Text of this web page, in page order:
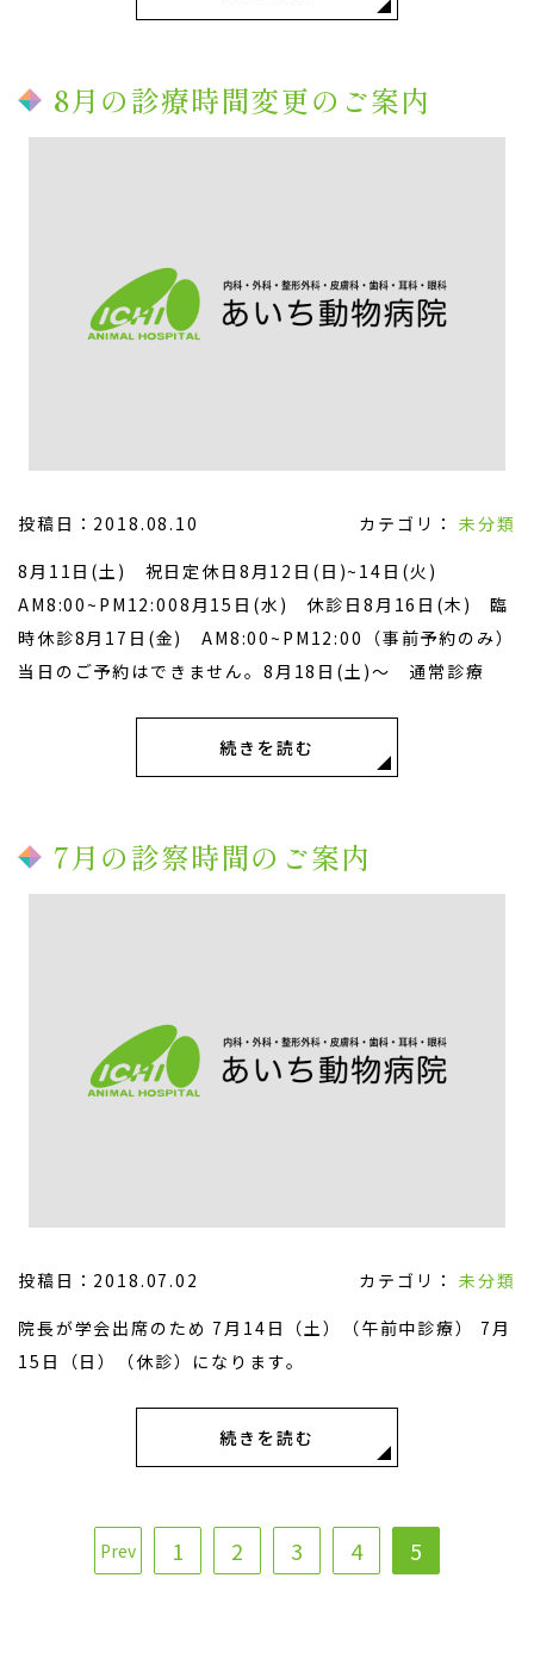
8月の診療時間変更のご案内
投稿日：2018.08.10 カテゴリ：未分類
8月11日(土) 祝日定休日8月12日(日)~14日(火)
AM8:00~PM12:008月15日(水) 休診日8月16日(木) 臨
時休診8月17日(金) AM8:00~PM12:00（事前予約のみ）
当日のご予約はできません。8月18日(土)～ 通常診療
続きを読む
7月の診察時間のご案内
投稿日：2018.07.02 カテゴリ：未分類
院長が学会出席のため 7月14日（土）（午前中診療） 7月
15日（日）（休診）になります。
続きを読む
Prev 1 2 3 4 5